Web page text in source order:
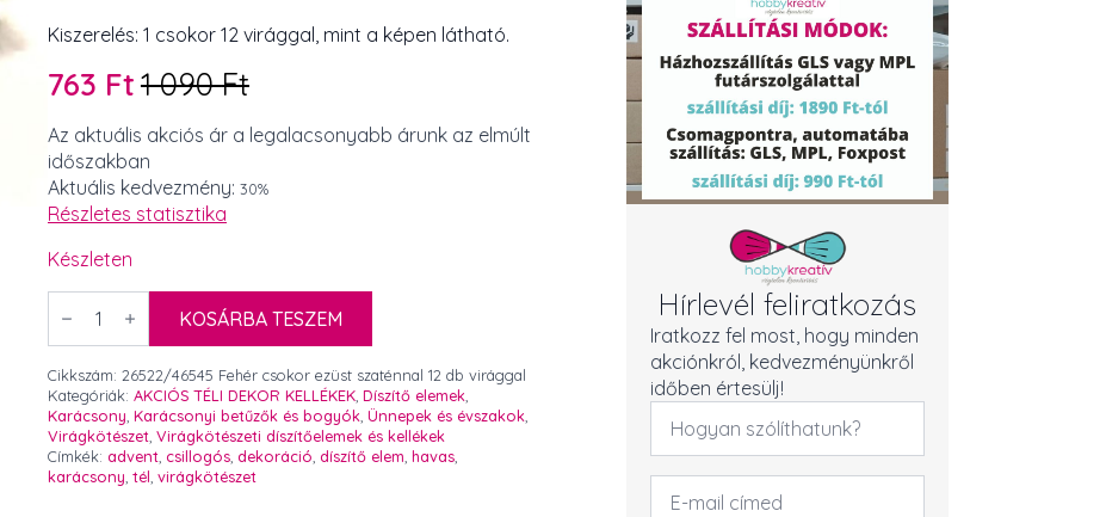
Kiszerelés: 1 csokor 12 virággal, mint a képen látható.
1 090Ft
Original
price
was:
1
090 Ft.
763 Ft
Current
price
is:
763 Ft.
Az aktuális akciós ár a legalacsonyabb árunk az elmúlt
időszakban
Aktuális kedvezmény: 30%
Részletes statisztika
Készleten
Fehér
csokor
12
db
virággal
mennyiség
KOSÁRBA TESZEM
Cikkszám: 26522/46545 Fehér csokor ezüst szaténnal 12 db virággal
Kategóriák: AKCIÓS TÉLI DEKOR KELLÉKEK, Díszítő elemek,
Karácsony, Karácsonyi betűzők és bogyók, Ünnepek és évszakok,
Virágkötészet, Virágkötészeti díszítőelemek és kellékek
Címkék: advent, csillogós, dekoráció, díszítő elem, havas,
karácsony, tél, virágkötészet
Hírlevél feliratkozás
Iratkozz fel most, hogy minden
akciónkról, kedvezményünkről
időben értesülj!
Név
Email
cím